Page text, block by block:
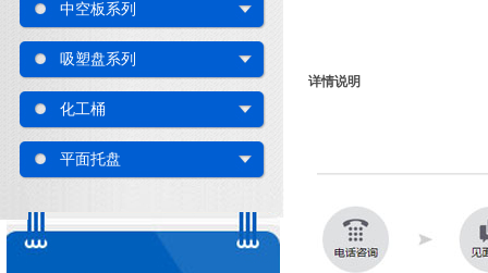
中空板系列
吸塑盘系列
化工桶
平面托盘
详情说明